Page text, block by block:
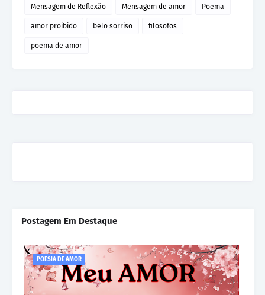
Mensagem de Reflexão Mensagem de amor Poema
amor proibido belo sorriso filosofos
poema de amor
Postagem Em Destaque
POESIA DE AMOR